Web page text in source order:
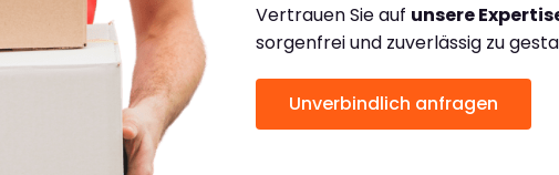
Vertrauen Sie auf unsere
sorgenfrei und zuverlässig zu
Unverbindlich anfragen